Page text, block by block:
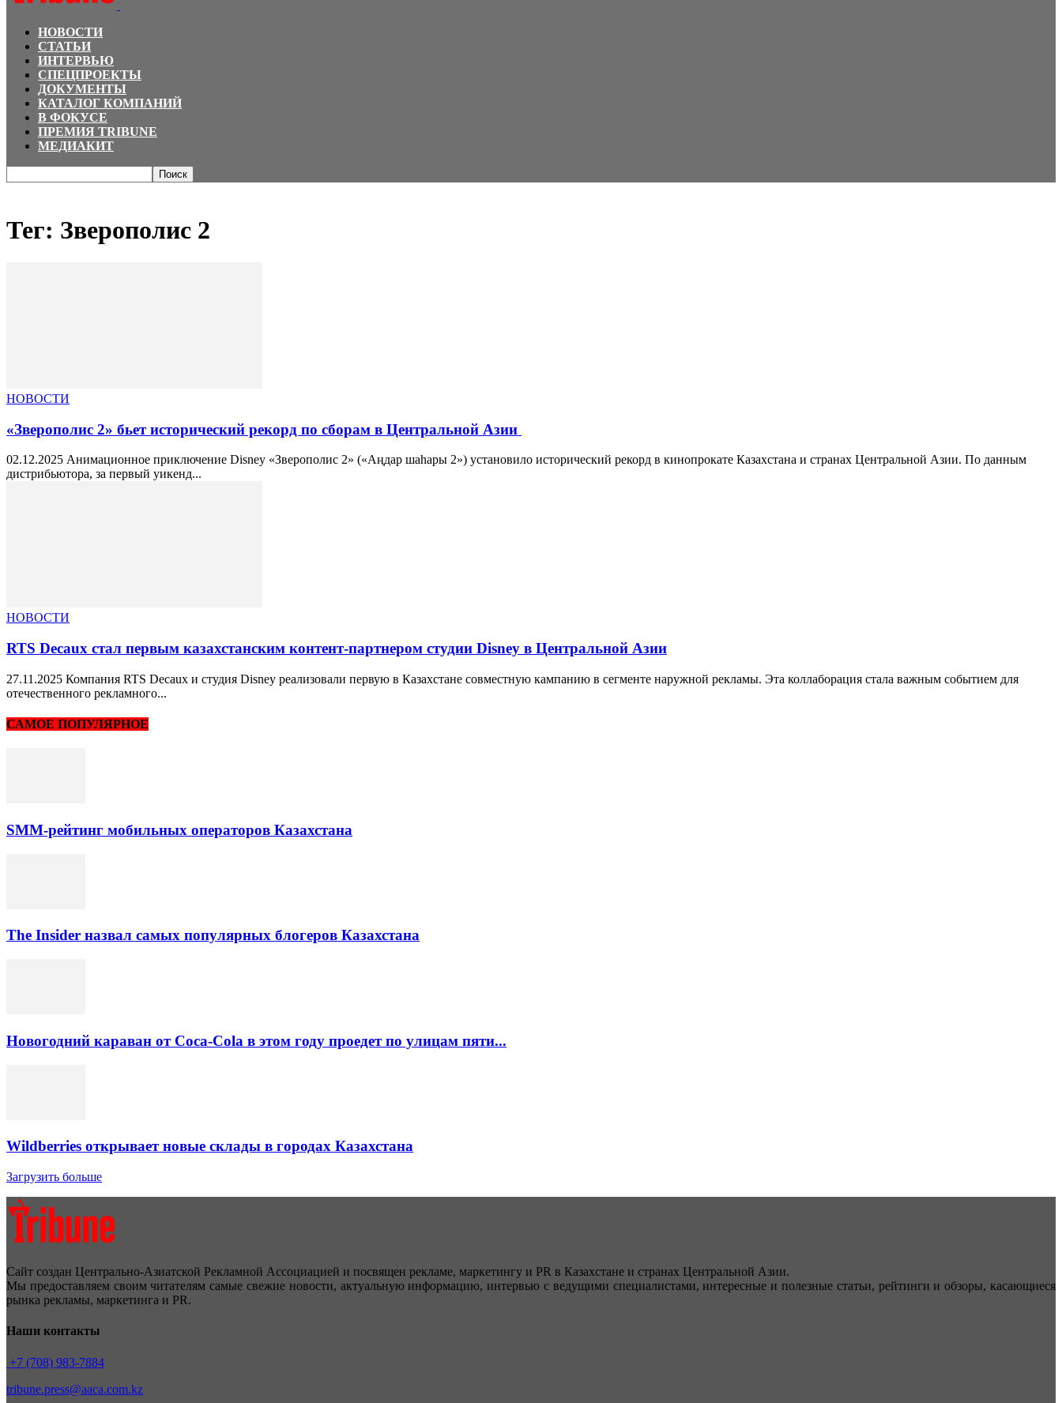
НОВОСТИ
СТАТЬИ
ИНТЕРВЬЮ
СПЕЦПРОЕКТЫ
ДОКУМЕНТЫ
КАТАЛОГ КОМПАНИЙ
В ФОКУСЕ
ПРЕМИЯ TRIBUNE
МЕДИАКИТ
Тег: Зверополис 2
НОВОСТИ
«Зверополис 2» бьет исторический рекорд по сборам в Центральной Азии
02.12.2025 Анимационное приключение Disney «Зверополис 2» («Аңдар шаһары 2») установило исторический рекорд в кинопрокате Казахстана и странах Центральной Азии. По данным
дистрибьютора, за первый уикенд...
НОВОСТИ
RTS Decaux стал первым казахстанским контент-партнером студии Disney в Центральной Азии
27.11.2025 Компания RTS Decaux и студия Disney реализовали первую в Казахстане совместную кампанию в сегменте наружной рекламы. Эта коллаборация стала важным событием для
отечественного рекламного...
САМОЕ ПОПУЛЯРНОЕ
SMM-рейтинг мобильных операторов Казахстана
The Insider назвал самых популярных блогеров Казахстана
Новогодний караван от Coca-Cola в этом году проедет по улицам пяти...
Wildberries открывает новые склады в городах Казахстана
Загрузить больше
Сайт создан Центрально-Азиатской Рекламной Ассоциацией и посвящен рекламе, маркетингу и PR в Казахстане и странах Центральной Азии.
Мы предоставляем своим читателям самые свежие новости, актуальную информацию, интервью с ведущими специалистами, интересные и полезные статьи, рейтинги и обзоры, касающиеся
рынка рекламы, маркетинга и PR.
Наши контакты
+7 (708) 983-7884
tribune.press@aaca.com.kz